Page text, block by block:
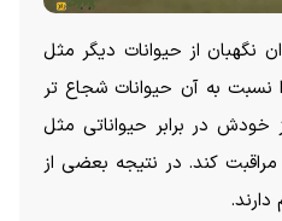
نگهبان از حیوانات دیگر مثل
نسبت به آن حیوانات شجاع تر
در برابر حیواناتی مثل
کند. در نتیجه بعضی از